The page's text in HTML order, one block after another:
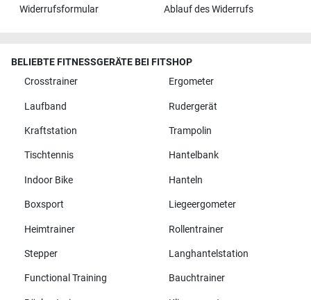
Widerrufsformular Ablauf des Widerrufs
BELIEBTE FITNESSGERÄTE BEI FITSHOP
Crosstrainer
Ergometer
Laufband Rudergerät
Kraftstation Trampolin
Tischtennis Hantelbank
Indoor Bike Hanteln
Boxsport Liegeergometer
Heimtrainer Rollentrainer
Stepper Langhantelstation
Functional Training Bauchtrainer